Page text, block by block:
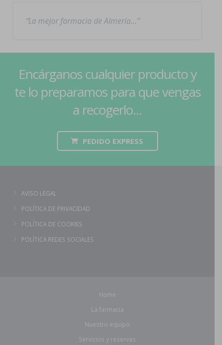
La mejor farmacia de Almería…
Encárganos cualquier producto y
te lo preparamos para que vengas
a recogerlo...
PEDIDO EXPRESS
AVISO LEGAL
POLÍTICA DE PRIVACIDAD
POLÍTICA DE COOKIES
POLÍTICA REDES SOCIALES
Home
La farmacia
Nuestro equipo
Servicios y reservas